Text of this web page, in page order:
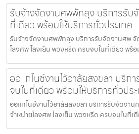
รับจ้างจัดงานศพพัทลุง บริการรับ
ที่เดียว พร้อมให้บริการทั่วประเทศ
รับจ้างจัดงานศพพัทลุง บริการรับจัดงานศพ จั
โลงศพ โลงเย็น พวงหรีด ครบจบในที่เดียว พร้
ออแกไนซ์งานไว้อาลัยสงขลา บริก
จบในที่เดียว พร้อมให้บริการทั่วปร
ออแกไนซ์งานไว้อาลัยสงขลา บริการรับจัดงา
จำหน่ายโลงศพ โลงเย็น พวงหรีด ครบจบในที่เ